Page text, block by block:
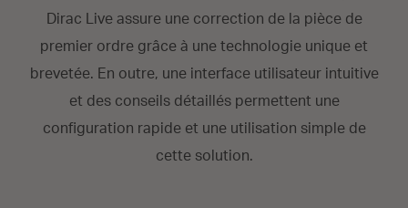
Dirac Live assure une correction de la pièce de
premier ordre grâce à une technologie unique et
brevetée. En outre, une interface utilisateur intuitive
et des conseils détaillés permettent une
configuration rapide et une utilisation simple de
cette solution.